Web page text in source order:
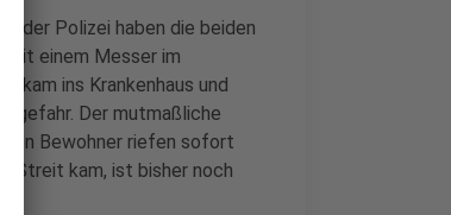
der Polizei haben die beiden
einem Messer im
kam ins Krankenhaus und
Der mutmaßliche
Bewohner riefen sofort
Streit kam, ist bisher noch